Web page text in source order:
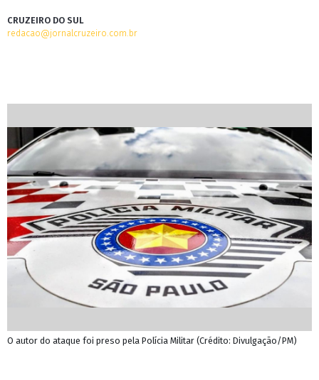
CRUZEIRO DO SUL
redacao@jornalcruzeiro.com.br
O autor do ataque foi preso pela Polícia Militar (Crédito: Divulgação/PM)